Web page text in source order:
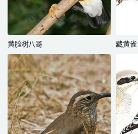
黄脸树八哥 藏黄雀